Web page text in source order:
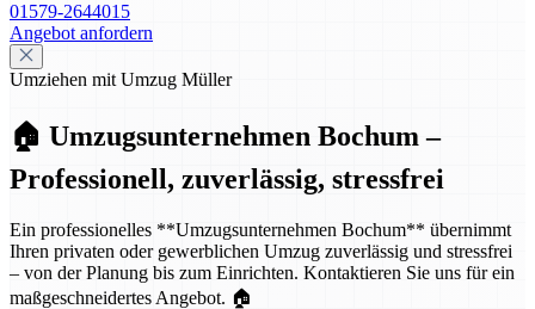
01579-2644015
Angebot anfordern
Umziehen mit Umzug Müller
🏠 Umzugsunternehmen Bochum –
Professionell, zuverlässig, stressfrei
Ein professionelles **Umzugsunternehmen Bochum** übernimmt
Ihren privaten oder gewerblichen Umzug zuverlässig und stressfrei
– von der Planung bis zum Einrichten. Kontaktieren Sie uns für ein
maßgeschneidertes Angebot. 🏠